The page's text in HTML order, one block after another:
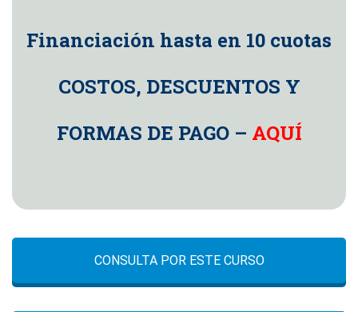
Financiación hasta en 10 cuotas
COSTOS, DESCUENTOS Y
FORMAS DE PAGO – AQUÍ
CONSULTA POR ESTE CURSO